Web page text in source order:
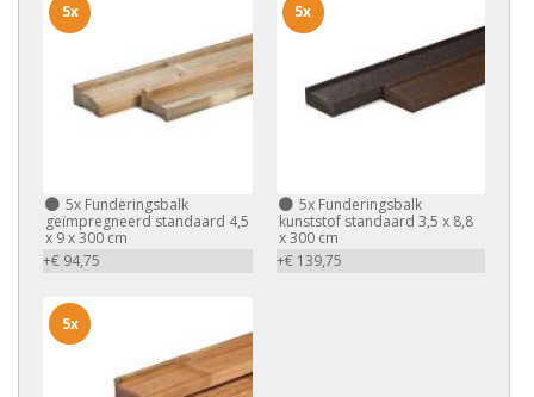
5x Funderingsbalk
geïmpregneerd standaard 4,5
x 9 x 300 cm
+€ 94,75
5x
5xFunderingsbalk
kunststof standaard 3,5 x 8,8
x 300 cm
+€ 139,75
5x
5x